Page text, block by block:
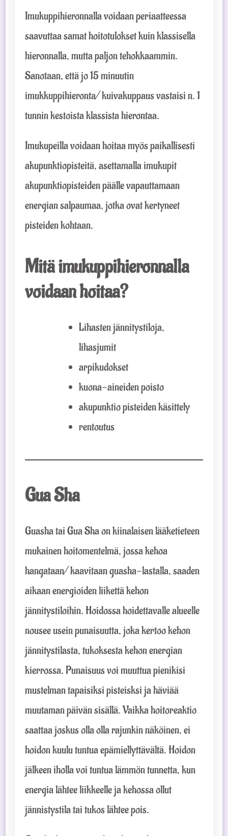
Imukuppihieronnalla voidaan periaatteessa
saavuttaa samat hoitotulokset kuin klassisella
hieronnalla, mutta paljon tehokkaammin.
Sanotaan, että jo 15 minuutin
imukkuppihieronta/ kuivakuppaus vastaisi n. 1
tunnin kestoista klassista hierontaa.
Imukupeilla voidaan hoitaa myös paikallisesti
akupunktiopisteitä, asettamalla imukupit
akupunktiopisteiden päälle vapauttamaan
energian salpaumaa, jotka ovat kertyneet
pisteiden kohtaan.
Mitä imukuppihieronnalla
voidaan hoitaa?
Lihasten jännitystiloja,
lihasjumit
arpikudokset
kuona-aineiden poisto
akupunktio pisteiden käsittely
rentoutus
Gua Sha
Guasha tai Gua Sha on kiinalaisen lääketieteen
mukainen hoitomentelmä, jossa kehoa
hangataan/ kaavitaan guasha-lastalla, saaden
aikaan energioiden liikettä kehon
jännitystiloihin. Hoidossa hoidettavalle alueelle
nousee usein punaisuutta, joka kertoo kehon
jännitystilasta, tukoksesta kehon energian
kierrossa. Punaisuus voi muuttua pienikisi
mustelman tapaisiksi pisteisksi ja häviää
muutaman päivän sisällä. Vaikka hoitoreaktio
saattaa joskus olla olla rajunkin näköinen, ei
hoidon kuulu tuntua epämiellyttävältä. Hoidon
jälkeen iholla voi tuntua lämmön tunnetta, kun
energia lähtee liikkeelle ja kehossa ollut
jännistystila tai tukos lähtee pois.